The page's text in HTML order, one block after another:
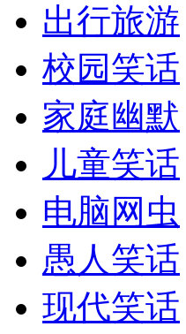
出行旅游
校园笑话
家庭幽默
儿童笑话
电脑网虫
愚人笑话
现代笑话